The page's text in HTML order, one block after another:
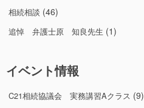
相続相談 (46)
追悼 弁護士原 知良先生 (1)
イベント情報
C21相続協議会 実務講習Aクラス (9)